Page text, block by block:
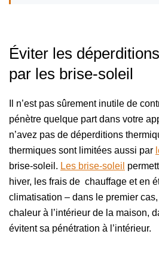
Éviter les
par les brise-soleil
Il n’est pas sûrement inutile de
pénètre quelque part dans votre
n’avez pas de déperditions
thermiques sont limitées aussi par
brise-soleil. Les brise-soleil
hiver, les frais de chauffage et en
climatisation – dans le premier
chaleur à l’intérieur de la maison,
évitent sa pénétration à l’intérieur.